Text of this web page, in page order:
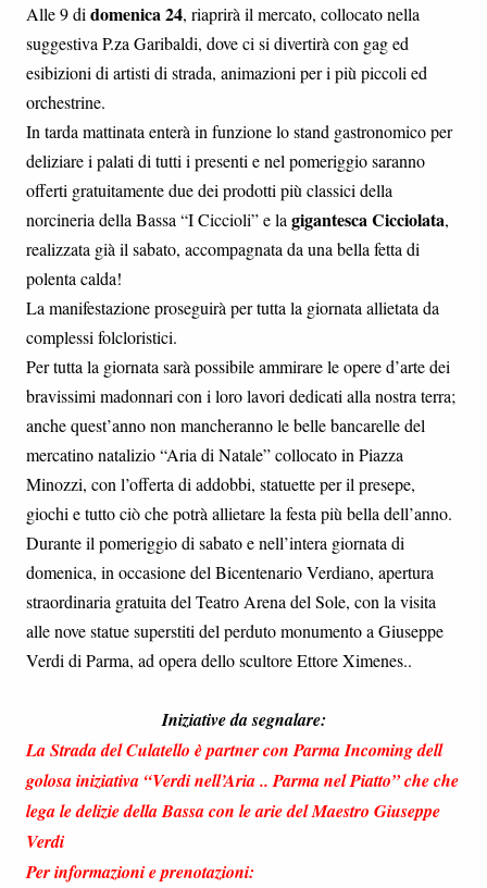
Alle 9 di domenica 24, riaprirà il mercato, collocato nella
suggestiva P.za Garibaldi, dove ci si divertirà con gag ed
esibizioni di artisti di strada, animazioni per i più piccoli ed
orchestrine.
In tarda mattinata enterà in funzione lo stand gastronomico per
deliziare i palati di tutti i presenti e nel pomeriggio saranno
offerti gratuitamente due dei prodotti più classici della
norcineria della Bassa “I Ciccioli” e la gigantesca Cicciolata,
realizzata già il sabato, accompagnata da una bella fetta di
polenta calda!
La manifestazione proseguirà per tutta la giornata allietata da
complessi folcloristici.
Per tutta la giornata sarà possibile ammirare le opere d’arte dei
bravissimi madonnari con i loro lavori dedicati alla nostra terra;
anche quest’anno non mancheranno le belle bancarelle del
mercatino natalizio “Aria di Natale” collocato in Piazza
Minozzi, con l’offerta di addobbi, statuette per il presepe,
giochi e tutto ciò che potrà allietare la festa più bella dell’anno.
Durante il pomeriggio di sabato e nell’intera giornata di
domenica, in occasione del Bicentenario Verdiano, apertura
straordinaria gratuita del Teatro Arena del Sole, con la visita
alle nove statue superstiti del perduto monumento a Giuseppe
Verdi di Parma, ad opera dello scultore Ettore Ximenes..
Iniziative da segnalare:
La Strada del Culatello è partner con Parma Incoming dell
golosa iniziativa “Verdi nell’Aria .. Parma nel Piatto” che che
lega le delizie della Bassa con le arie del Maestro Giuseppe
Verdi
Per informazioni e prenotazioni: